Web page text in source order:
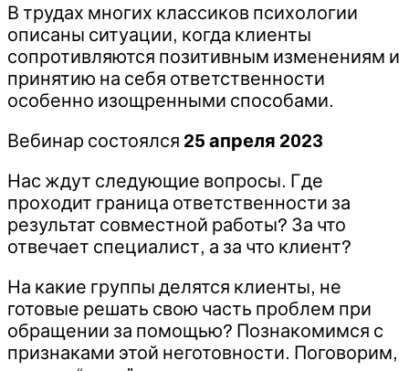
В трудах многих классиков психологии
описаны ситуации, когда клиенты
сопротивляются позитивным изменениям и
принятию на себя ответственности
особенно изощренными способами.
Вебинар состоялся 25 апреля 2023
Нас ждут следующие вопросы. Где
проходит граница ответственности за
результат совместной работы? За что
отвечает специалист, а за что клиент?
На какие группы делятся клиенты, не
готовые решать свою часть проблем при
обращении за помощью? Познакомимся с
признаками этой неготовности. Поговорим,